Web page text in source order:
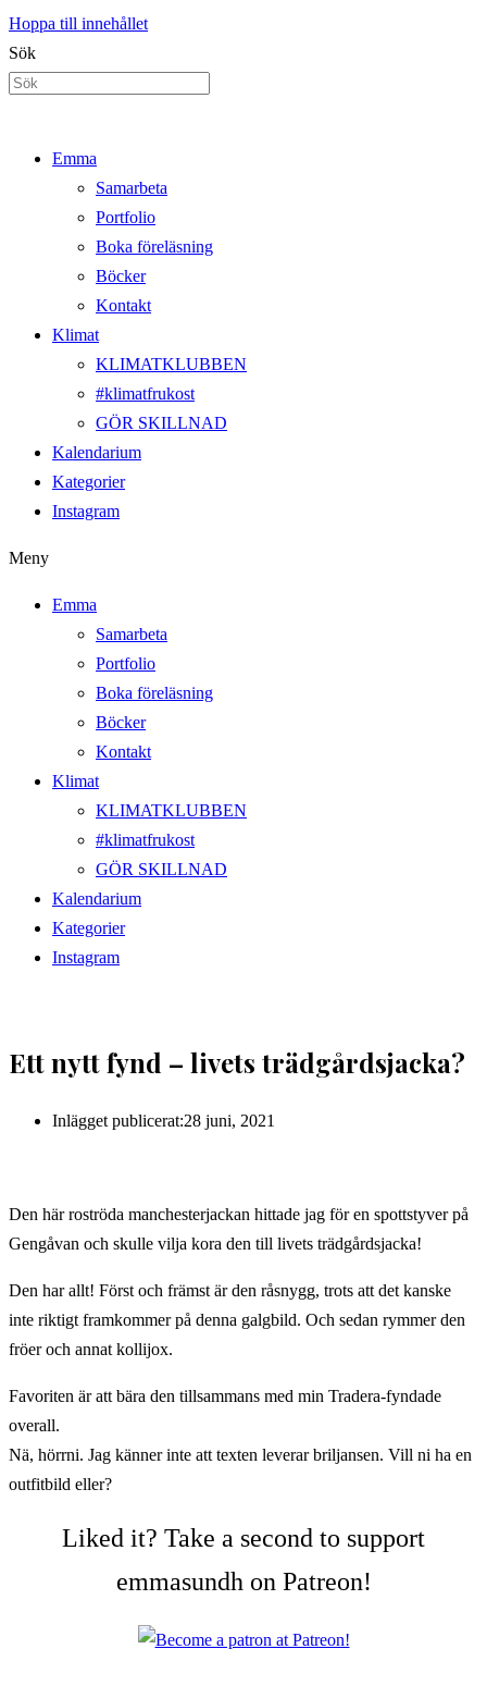
Hoppa till innehållet
Sök
Emma
Samarbeta
Portfolio
Boka föreläsning
Böcker
Kontakt
Klimat
KLIMATKLUBBEN
#klimatfrukost
GÖR SKILLNAD
Kalendarium
Kategorier
Instagram
Meny
Emma
Samarbeta
Portfolio
Boka föreläsning
Böcker
Kontakt
Klimat
KLIMATKLUBBEN
#klimatfrukost
GÖR SKILLNAD
Kalendarium
Kategorier
Instagram
Ett nytt fynd – livets trädgårdsjacka?
Inlägget publicerat:28 juni, 2021
Den här roströda manchesterjackan hittade jag för en spottstyver på
Gengåvan och skulle vilja kora den till livets trädgårdsjacka!
Den har allt! Först och främst är den råsnygg, trots att det kanske
inte riktigt framkommer på denna galgbild. Och sedan rymmer den
fröer och annat kollijox.
Favoriten är att bära den tillsammans med min Tradera-fyndade
overall.
Nä, hörrni. Jag känner inte att texten leverar briljansen. Vill ni ha en
outfitbild eller?
Liked it? Take a second to support
emmasundh on Patreon!